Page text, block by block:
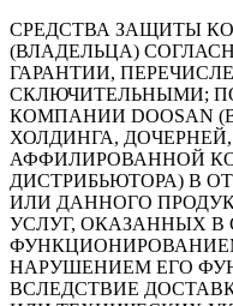
СРЕДСТВА ЗАЩИТЫ
(ВЛАДЕЛЬЦА)
ГАРАНТИИ,
СКЛЮЧИТЕЛЬНЫМИ;
КОМПАНИИ DOOSAN
ХОЛДИНГА,
АФФИЛИРОВАННОЙ
ДИСТРИБЬЮТОРА) В
ИЛИ ДАННОГО
УСЛУГ, ОКАЗАННЫХ В
НАРУШЕНИЕМ ЕГО
ВСЛЕДСТВИЕ